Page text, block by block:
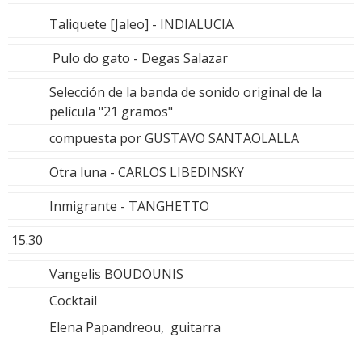
Taliquete [Jaleo] - INDIALUCIA
Pulo do gato - Degas Salazar
Selección de la banda de sonido original de la
película "21 gramos"
compuesta por GUSTAVO SANTAOLALLA
Otra luna - CARLOS LIBEDINSKY
Inmigrante - TANGHETTO
15.30
Vangelis BOUDOUNIS
Cocktail
Elena Papandreou, guitarra